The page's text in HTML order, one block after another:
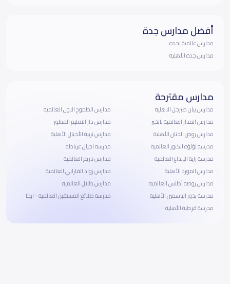
أفضل مدارس جدة
مدارس عالمية بجده
مدارس جدة الأهلية
مدارس مقترحة
مدارس بيان طبرجل الاهلية
مدارس المدار العالمية بالخبر
مدارس روض الجنان الأهلية
مدرسة لؤلؤة الكنوز العالمية
مدرسة راية الإبداع العالمية
مدارس المورد الأهلية
مدارس روضة أطلس العالمية
مدرسة بذور الياسمين الأهلية
مدرسة قرطبة الأهلية
مدارس الطموح الاول العالمية
مدارس دار التعليم المطور
مدارس تربية الأجيال الأهلية
مدرسة اجيال غرناطة
مدارس دريم العالمية
مدارس رواد الفارابي العالمية
مدارس طلال العالمية
مدرسة طلائع المستقبل العالمية - ابها